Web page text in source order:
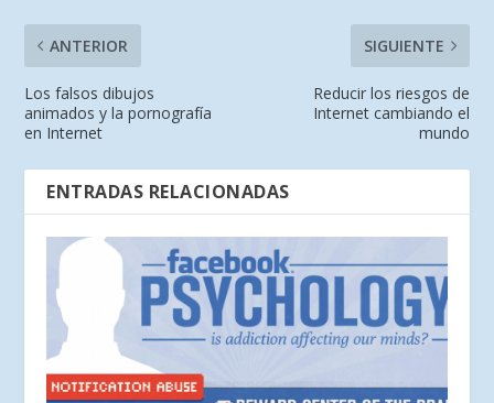
ANTERIOR
Los falsos dibujos
animados y la pornografía
en Internet
SIGUIENTE
Reducir los riesgos de
Internet cambiando el
mundo
ENTRADAS RELACIONADAS